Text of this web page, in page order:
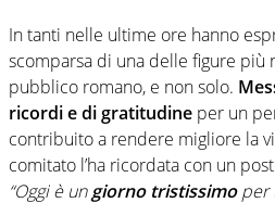
In tanti nelle ultime ore hanno
scomparsa di una delle figure più
pubblico romano, e non solo.
ricordi e di gratitudine per un
contribuito a rendere migliore la
comitato l’ha ricordata con un
“Oggi è ungiorno tristissimoper